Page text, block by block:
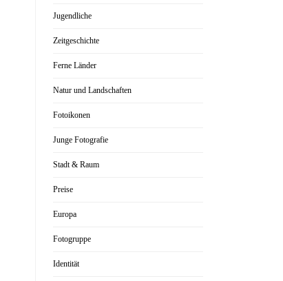
Jugendliche
Zeitgeschichte
Ferne Länder
Natur und Landschaften
Fotoikonen
Junge Fotografie
Stadt & Raum
Preise
Europa
Fotogruppe
Identität